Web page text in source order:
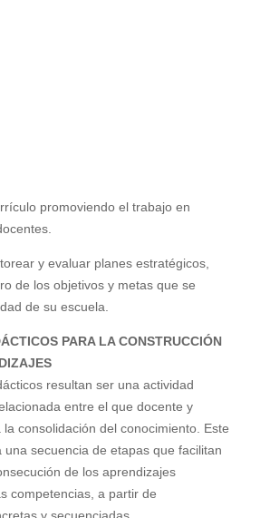
promoviendo el trabajo en
y evaluar planes estratégicos,
de los objetivos y metas que se
de su escuela.
PARA LA CONSTRUCCIÓN
resultan ser una actividad
entre el que docente y
consolidación del conocimiento. Este
una secuencia de etapas que facilitan
de los aprendizajes
competencias, a partir de